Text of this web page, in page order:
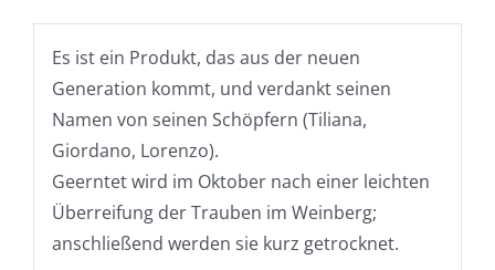
Es ist ein Produkt, das aus der neuen
Generation kommt, und verdankt seinen
Namen von seinen Schöpfern (Tiliana,
Giordano, Lorenzo).
Geerntet wird im Oktober nach einer leichten
Überreifung der Trauben im Weinberg;
anschließend werden sie kurz getrocknet.